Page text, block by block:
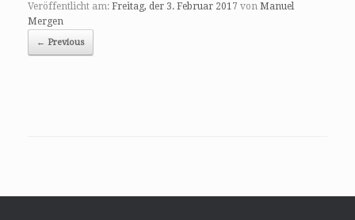
Veröffentlicht am: Freitag, der 3. Februar 2017 von Manuel
Mergen
← Previous